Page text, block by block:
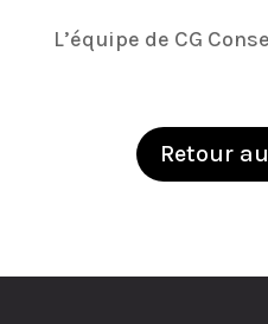
L’équipe de CG
Retour